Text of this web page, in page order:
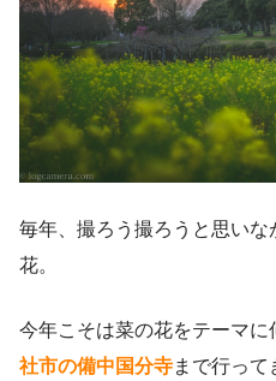
毎年、撮ろう撮ろうと思い
花。
今年こそは菜の花をテーマに
社市の備中国分寺まで行って